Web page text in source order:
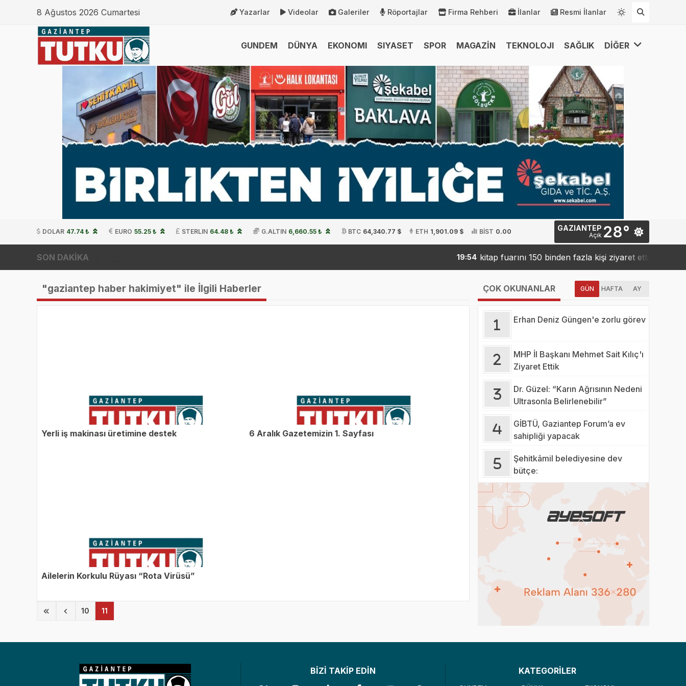
8 Ağustos 2026 Cumartesi Yazarlar Videolar Galeriler Röportajlar Firma Rehberi İlanlar Resmi İlanlar
GUNDEM DÜNYA EKONOMI SIYASET SPOR MAGAZİN TEKNOLOJI SAĞLIK DİĞER
DOLAR 47.74 ₺ EURO 55.25 ₺ STERLIN 64.48 ₺ G.ALTIN 6,660.55 ₺ BTC 64,340.77 $ ETH 1,901.09 $ BİST 0.00 GAZIANTEP
Açık 28°
SON DAKİKA 19:54 kitap fuarını 150 binden fazla kişi ziyaret etti 19:42
"gaziantep haber hakimiyet" ile İlgili Haberler
Yerli iş makinası üretimine destek 6 Aralık Gazetemizin 1. Sayfası
Ailelerin Korkulu Rüyası “Rota Virüsü”
10 11
ÇOK OKUNANLAR GÜN HAFTA AY
Erhan Deniz Güngen'e zorlu görev
MHP İl Başkanı Mehmet Sait Kılıç'ı
Ziyaret Ettik
Dr. Güzel: “Karın Ağrısının Nedeni
Ultrasonla Belirlenebilir”
GİBTÜ, Gaziantep Forum’a ev
sahipliği yapacak
Şehitkâmil belediyesine dev
bütçe:
BİZİ TAKİP EDİN KATEGORİLER